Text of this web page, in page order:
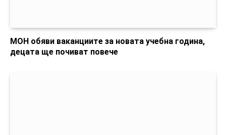
МОН обяви ваканциите за новата учебна година,
децата ще почиват повече